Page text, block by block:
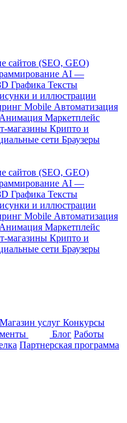
сайтов (SEO, GEO)
AI —
Графика Тексты
и иллюстрации
Mobile Автоматизация
Анимация Маркетплейс
магазины Крипто и
сети Браузеры
сайтов (SEO, GEO)
AI —
Графика Тексты
и иллюстрации
Mobile Автоматизация
Анимация Маркетплейс
магазины Крипто и
сети Браузеры
Магазин услуг Конкурсы
Блог Работы
Партнерская программа